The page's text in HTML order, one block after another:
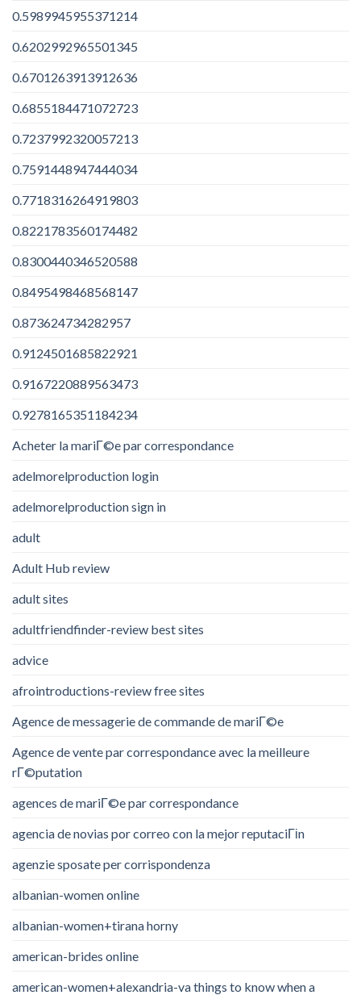
0.5989945955371214
0.6202992965501345
0.6701263913912636
0.6855184471072723
0.7237992320057213
0.7591448947444034
0.7718316264919803
0.8221783560174482
0.8300440346520588
0.8495498468568147
0.873624734282957
0.9124501685822921
0.9167220889563473
0.9278165351184234
Acheter la mariГ©e par correspondance
adelmorelproduction login
adelmorelproduction sign in
adult
Adult Hub review
adult sites
adultfriendfinder-review best sites
advice
afrointroductions-review free sites
Agence de messagerie de commande de mariГ©e
Agence de vente par correspondance avec la meilleure
rГ©putation
agences de mariГ©e par correspondance
agencia de novias por correo con la mejor reputaciГіn
agenzie sposate per corrispondenza
albanian-women online
albanian-women+tirana horny
american-brides online
american-women+alexandria-va things to know when a